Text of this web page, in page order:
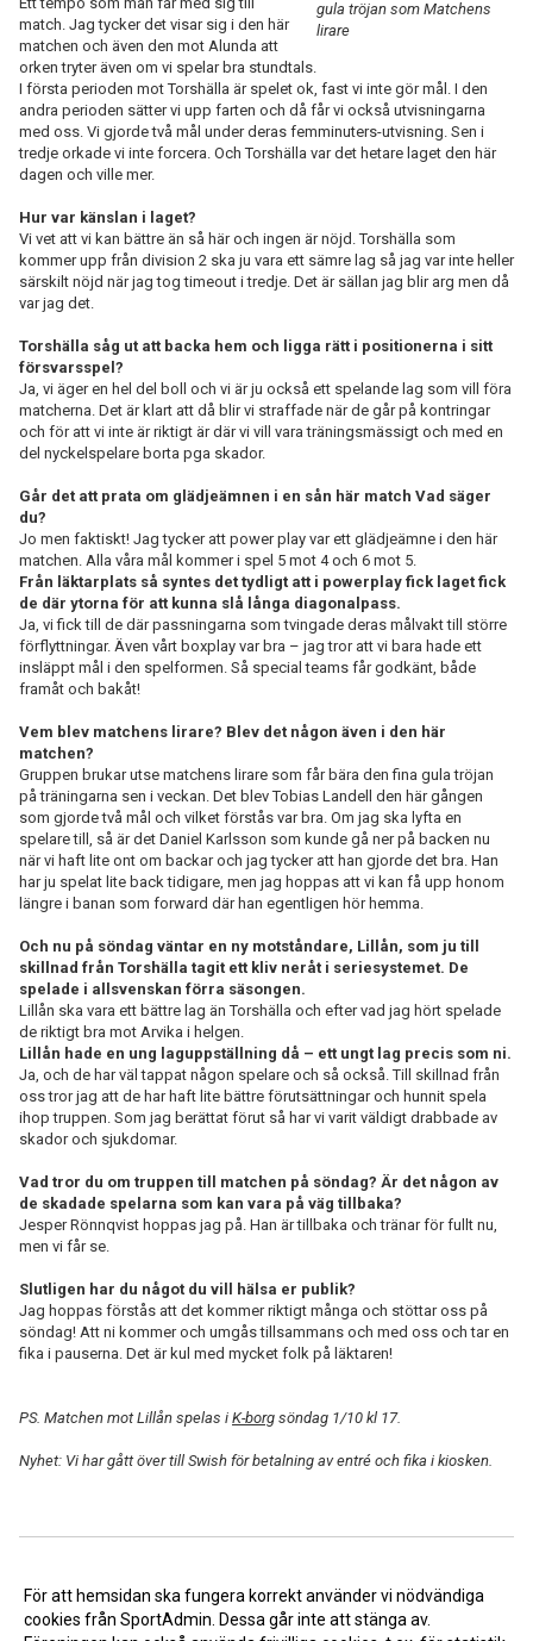
gula tröjan som Matchens
lirare
match. Jag tycker det visar sig i den här
matchen och även den mot Alunda att
orken tryter även om vi spelar bra stundtals.
I första perioden mot Torshälla är spelet ok, fast vi inte gör mål. I den
andra perioden sätter vi upp farten och då får vi också utvisningarna
med oss. Vi gjorde två mål under deras femminuters-utvisning. Sen i
tredje orkade vi inte forcera. Och Torshälla var det hetare laget den här
dagen och ville mer.
Hur var känslan i laget?
Vi vet att vi kan bättre än så här och ingen är nöjd. Torshälla som
kommer upp från division 2 ska ju vara ett sämre lag så jag var inte heller
särskilt nöjd när jag tog timeout i tredje. Det är sällan jag blir arg men då
var jag det.
Torshälla såg ut att backa hem och ligga rätt i positionerna i sitt
försvarsspel?
Ja, vi äger en hel del boll och vi är ju också ett spelande lag som vill föra
matcherna. Det är klart att då blir vi straffade när de går på kontringar
och för att vi inte är riktigt är där vi vill vara träningsmässigt och med en
del nyckelspelare borta pga skador.
Går det att prata om glädjeämnen i en sån här match Vad säger
du?
Jo men faktiskt! Jag tycker att power play var ett glädjeämne i den här
matchen. Alla våra mål kommer i spel 5 mot 4 och 6 mot 5.
Från läktarplats så syntes det tydligt att i powerplay fick laget fick
de där ytorna för att kunna slå långa diagonalpass.
Ja, vi fick till de där passningarna som tvingade deras målvakt till större
förflyttningar. Även vårt boxplay var bra – jag tror att vi bara hade ett
insläppt mål i den spelformen. Så special teams får godkänt, både
framåt och bakåt!
Vem blev matchens lirare? Blev det någon även i den här
matchen?
Gruppen brukar utse matchens lirare som får bära den fina gula tröjan
på träningarna sen i veckan. Det blev Tobias Landell den här gången
som gjorde två mål och vilket förstås var bra. Om jag ska lyfta en
spelare till, så är det Daniel Karlsson som kunde gå ner på backen nu
när vi haft lite ont om backar och jag tycker att han gjorde det bra. Han
har ju spelat lite back tidigare, men jag hoppas att vi kan få upp honom
längre i banan som forward där han egentligen hör hemma.
Och nu på söndag väntar en ny motståndare, Lillån, som ju till
skillnad från Torshälla tagit ett kliv neråt i seriesystemet. De
spelade i allsvenskan förra säsongen.
Lillån ska vara ett bättre lag än Torshälla och efter vad jag hört spelade
de riktigt bra mot Arvika i helgen.
Lillån hade en ung laguppställning då – ett ungt lag precis som ni.
Ja, och de har väl tappat någon spelare och så också. Till skillnad från
oss tror jag att de har haft lite bättre förutsättningar och hunnit spela
ihop truppen. Som jag berättat förut så har vi varit väldigt drabbade av
skador och sjukdomar.
Vad tror du om truppen till matchen på söndag? Är det någon av
de skadade spelarna som kan vara på väg tillbaka?
Jesper Rönnqvist hoppas jag på. Han är tillbaka och tränar för fullt nu,
men vi får se.
Slutligen har du något du vill hälsa er publik?
Jag hoppas förstås att det kommer riktigt många och stöttar oss på
söndag! Att ni kommer och umgås tillsammans och med oss och tar en
fika i pauserna. Det är kul med mycket folk på läktaren!
PS. Matchen mot Lillån spelas i K-borg söndag 1/10 kl 17.
Nyhet: Vi har gått över till Swish för betalning av entré och fika i kiosken.
<< Tillbaka
För att hemsidan ska fungera korrekt använder vi nödvändiga
cookies från SportAdmin. Dessa går inte att stänga av.